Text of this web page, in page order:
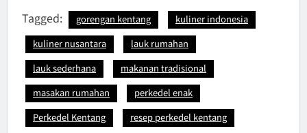
Tagged: gorengan kentang
kuliner indonesia
kuliner nusantara
lauk rumahan
lauk sederhana
makanan tradisional
masakan rumahan
perkedel enak
Perkedel Kentang
resep perkedel kentang